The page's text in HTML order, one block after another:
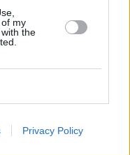
my
the
Privacy Policy